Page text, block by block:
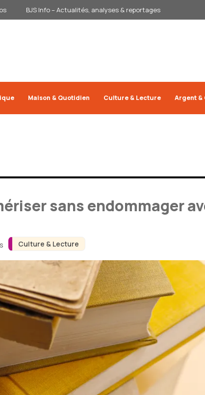
BJS Info – Actualités, analyses & reportages
Maison & Quotidien Culture & Lecture Argent &
Culture & Lecture
sans endommager